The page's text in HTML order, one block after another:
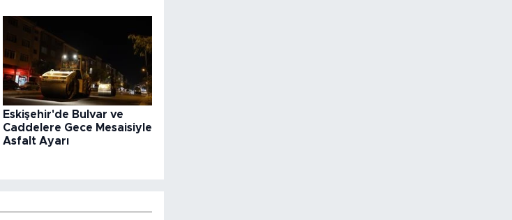
Eskişehir'de Bulvar ve
Caddelere Gece Mesaisiyle
Asfalt Ayarı